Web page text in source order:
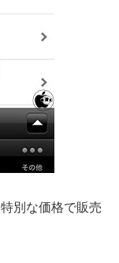
別な価格で販売